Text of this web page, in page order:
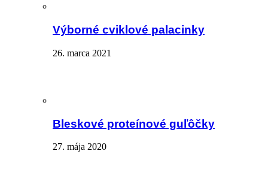
Výborné cviklové palacinky
26. marca 2021
Bleskové proteínové guľôčky
27. mája 2020